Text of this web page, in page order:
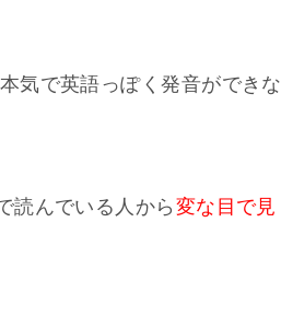
気で英語っぽく発音ができな
読んでいる人から 変な目で見